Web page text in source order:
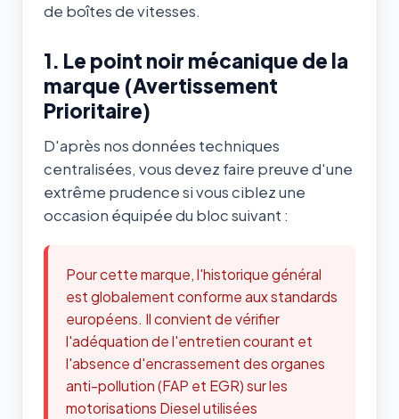
de boîtes de vitesses.
1. Le point noir mécanique de la
marque (Avertissement
Prioritaire)
D'après nos données techniques
centralisées, vous devez faire preuve d'une
extrême prudence si vous ciblez une
occasion équipée du bloc suivant :
Pour cette marque, l'historique général
est globalement conforme aux standards
européens. Il convient de vérifier
l'adéquation de l'entretien courant et
l'absence d'encrassement des organes
anti-pollution (FAP et EGR) sur les
motorisations Diesel utilisées